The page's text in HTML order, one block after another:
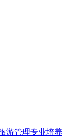
游管理专业培养